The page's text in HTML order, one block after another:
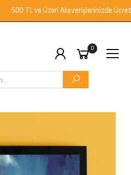
500 TL ve Üzeri Alışverişlerinizde Ücretsiz
0